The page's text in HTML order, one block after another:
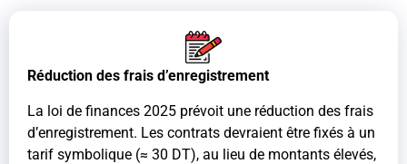
Réduction des frais d’enregistrement
La loi de finances 2025 prévoit une réduction des frais
d’enregistrement. Les contrats devraient être fixés à un
tarif symbolique (≈ 30 DT), au lieu de montants élevés,